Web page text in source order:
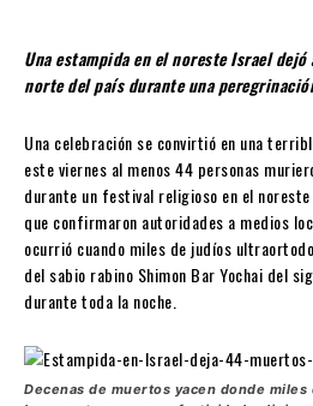
Una estampida en el noreste Israel
norte del país durante una
Una celebración se convirtió en una
este viernes al menos 44 personas
durante un festival religioso en el
que confirmaron autoridades a medios
ocurrió cuando miles de judíos
del sabio rabino Shimon Bar Yochai del
durante toda la noche.
Decenas de muertos yacen donde